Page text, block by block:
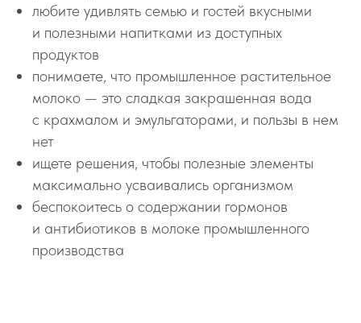
любите удивлять семью и гостей вкусными
и полезными напитками из доступных
продуктов
понимаете, что промышленное растительное
молоко — это сладкая закрашенная вода
с крахмалом и эмульгаторами, и пользы в нем
нет
ищете решения, чтобы полезные элементы
максимально усваивались организмом
беспокоитесь о содержании гормонов
и антибиотиков в молоке промышленного
производства